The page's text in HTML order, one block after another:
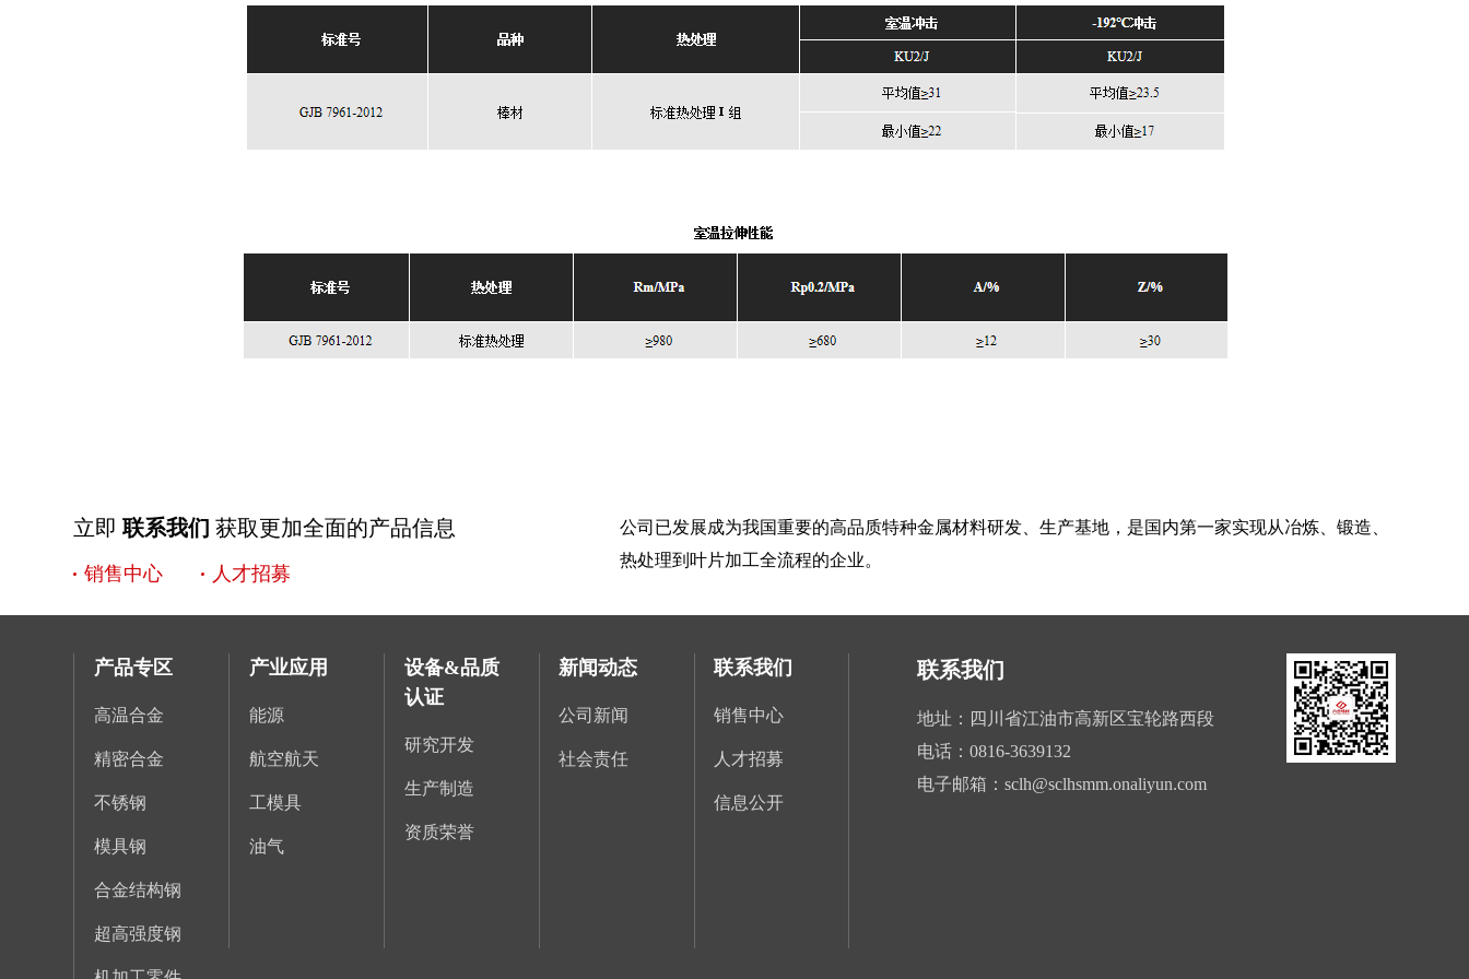
立即联系我们 获取更加全面的产品信息
销售中心 人才招募
公司已发展成为我国重要的高品质特种金属材料研发、生产基地，是国内第一家实现从冶炼、锻造、
热处理到叶片加工全流程的企业。
产品专区
高温合金
精密合金
不锈钢
模具钢
合金结构钢
超高强度钢
产业应用
能源
航空航天
工模具
油气
设备&品质
认证
研究开发
生产制造
资质荣誉
新闻动态
公司新闻
社会责任
联系我们
销售中心
人才招募
信息公开
联系我们
地址：四川省江油市高新区宝轮路西段
电话：0816-3639132
电子邮箱：sclh@sclhsmm.onaliyun.com